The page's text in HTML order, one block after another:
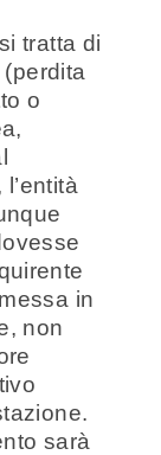
tratta di
o
in
non
sarà